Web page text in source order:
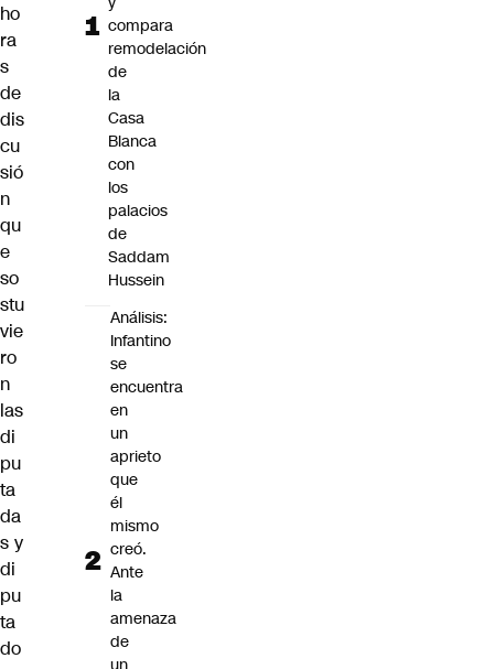
ho
ra
s
de
dis
cu
sió
n
qu
e
so
stu
vie
ro
n
las
di
pu
ta
da
s y
di
pu
ta
do
compara
remodelación
de
la
Casa
Blanca
con
los
palacios
de
Saddam
Hussein
Análisis:
Infantino
se
encuentra
en
un
aprieto
que
él
mismo
creó.
Ante
la
amenaza
de
un